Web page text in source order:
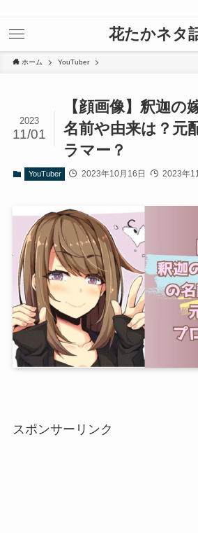
花たかネタ
ホーム YouTuber
【顔画像】釈迦の
名前や由来は？元
ラマー？
2023
11/01
YouTuber 2023年10月16日 2023年
スポンサーリンク